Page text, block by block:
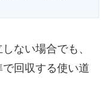
ない場合でも、
回収する使い道